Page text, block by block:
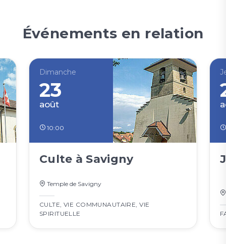
Événements en relation
Dimanche
23
août
10:00
Culte à Savigny
Temple de Savigny
CULTE,VIE COMMUNAUTAIRE,VIE
SPIRITUELLE